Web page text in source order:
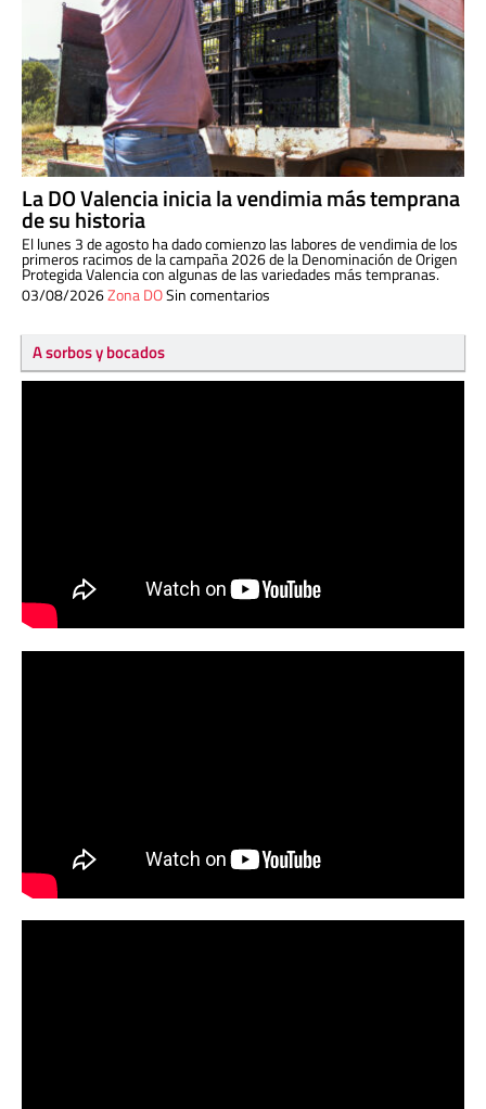
La DO Valencia inicia la vendimia más temprana
de su historia
El lunes 3 de agosto ha dado comienzo las labores de vendimia de los
primeros racimos de la campaña 2026 de la Denominación de Origen
Protegida Valencia con algunas de las variedades más tempranas.
03/08/2026Zona DOSin comentarios
A sorbos y bocados